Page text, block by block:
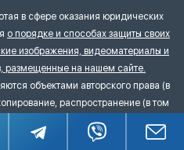
в сфере оказания юридических
о порядке и способах защиты своих
изображения, видеоматериалы и
размещенные на нашем сайте.
объектами авторского права (в
распространение (в том
сайты и ресурсы в Интернете) или
и объектов без